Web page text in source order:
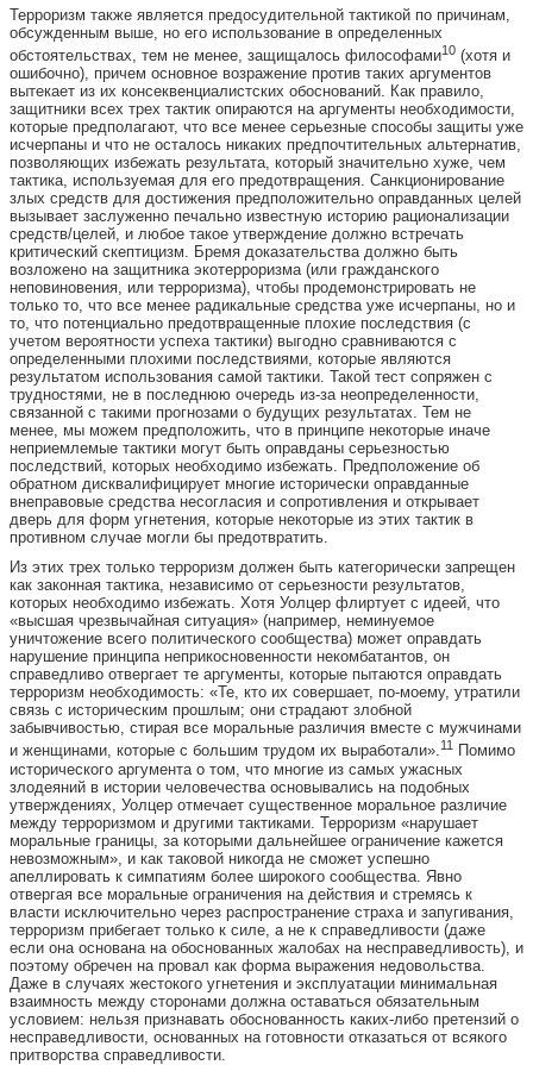
Терроризм также является предосудительной тактикой по причинам,
обсужденным выше, но его использование в определенных
обстоятельствах, тем не менее, защищалось философами10 (хотя и
ошибочно), причем основное возражение против таких аргументов
вытекает из их консеквенциалистских обоснований. Как правило,
защитники всех трех тактик опираются на аргументы необходимости,
которые предполагают, что все менее серьезные способы защиты уже
исчерпаны и что не осталось никаких предпочтительных альтернатив,
позволяющих избежать результата, который значительно хуже, чем
тактика, используемая для его предотвращения. Санкционирование
злых средств для достижения предположительно оправданных целей
вызывает заслуженно печально известную историю рационализации
средств/целей, и любое такое утверждение должно встречать
критический скептицизм. Бремя доказательства должно быть
возложено на защитника экотерроризма (или гражданского
неповиновения, или терроризма), чтобы продемонстрировать не
только то, что все менее радикальные средства уже исчерпаны, но и
то, что потенциально предотвращенные плохие последствия (с
учетом вероятности успеха тактики) выгодно сравниваются с
определенными плохими последствиями, которые являются
результатом использования самой тактики. Такой тест сопряжен с
трудностями, не в последнюю очередь из-за неопределенности,
связанной с такими прогнозами о будущих результатах. Тем не
менее, мы можем предположить, что в принципе некоторые иначе
неприемлемые тактики могут быть оправданы серьезностью
последствий, которых необходимо избежать. Предположение об
обратном дисквалифицирует многие исторически оправданные
внеправовые средства несогласия и сопротивления и открывает
дверь для форм угнетения, которые некоторые из этих тактик в
противном случае могли бы предотвратить.
Из этих трех только терроризм должен быть категорически запрещен
как законная тактика, независимо от серьезности результатов,
которых необходимо избежать. Хотя Уолцер флиртует с идеей, что
«высшая чрезвычайная ситуация» (например, неминуемое
уничтожение всего политического сообщества) может оправдать
нарушение принципа неприкосновенности некомбатантов, он
справедливо отвергает те аргументы, которые пытаются оправдать
терроризм необходимость: «Те, кто их совершает, по-моему, утратили
связь с историческим прошлым; они страдают злобной
забывчивостью, стирая все моральные различия вместе с мужчинами
и женщинами, которые с большим трудом их выработали».11
Помимо
исторического аргумента о том, что многие из самых ужасных
злодеяний в истории человечества основывались на подобных
утверждениях, Уолцер отмечает существенное моральное различие
между терроризмом и другими тактиками. Терроризм «нарушает
моральные границы, за которыми дальнейшее ограничение кажется
невозможным», и как таковой никогда не сможет успешно
апеллировать к симпатиям более широкого сообщества. Явно
отвергая все моральные ограничения на действия и стремясь к
власти исключительно через распространение страха и запугивания,
терроризм прибегает только к силе, а не к справедливости (даже
если она основана на обоснованных жалобах на несправедливость), и
поэтому обречен на провал как форма выражения недовольства.
Даже в случаях жестокого угнетения и эксплуатации минимальная
взаимность между сторонами должна оставаться обязательным
условием: нельзя признавать обоснованность каких-либо претензий о
несправедливости, основанных на готовности отказаться от всякого
притворства справедливости.